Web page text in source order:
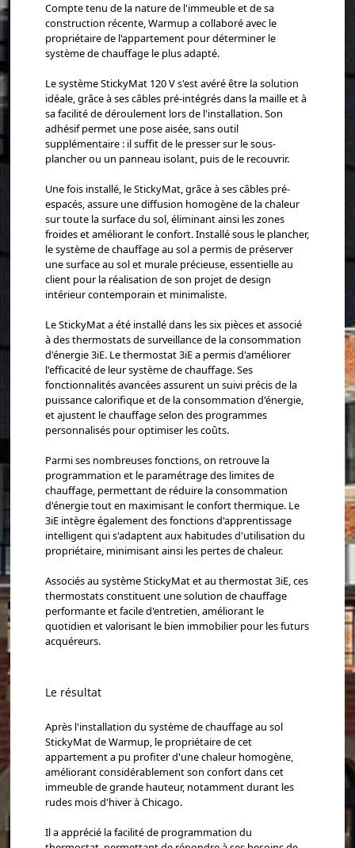
Compte tenu de la nature de l'immeuble et de sa
construction récente, Warmup a collaboré avec le
propriétaire de l'appartement pour déterminer le
système de chauffage le plus adapté.
Le système StickyMat 120 V s'est avéré être la solution
idéale, grâce à ses câbles pré-intégrés dans la maille et à
sa facilité de déroulement lors de l'installation. Son
adhésif permet une pose aisée, sans outil
supplémentaire : il suffit de le presser sur le sous-
plancher ou un panneau isolant, puis de le recouvrir.
Une fois installé, le StickyMat, grâce à ses câbles pré-
espacés, assure une diffusion homogène de la chaleur
sur toute la surface du sol, éliminant ainsi les zones
froides et améliorant le confort. Installé sous le plancher,
le système de chauffage au sol a permis de préserver
une surface au sol et murale précieuse, essentielle au
client pour la réalisation de son projet de design
intérieur contemporain et minimaliste.
Le StickyMat a été installé dans les six pièces et associé
à des thermostats de surveillance de la consommation
d'énergie 3iE. Le thermostat 3iE a permis d'améliorer
l'efficacité de leur système de chauffage. Ses
fonctionnalités avancées assurent un suivi précis de la
puissance calorifique et de la consommation d'énergie,
et ajustent le chauffage selon des programmes
personnalisés pour optimiser les coûts.
Parmi ses nombreuses fonctions, on retrouve la
programmation et le paramétrage des limites de
chauffage, permettant de réduire la consommation
d'énergie tout en maximisant le confort thermique. Le
3iE intègre également des fonctions d'apprentissage
intelligent qui s'adaptent aux habitudes d'utilisation du
propriétaire, minimisant ainsi les pertes de chaleur.
Associés au système StickyMat et au thermostat 3iE, ces
thermostats constituent une solution de chauffage
performante et facile d'entretien, améliorant le
quotidien et valorisant le bien immobilier pour les futurs
acquéreurs.
Le résultat
Après l'installation du système de chauffage au sol
StickyMat de Warmup, le propriétaire de cet
appartement a pu profiter d'une chaleur homogène,
améliorant considérablement son confort dans cet
immeuble de grande hauteur, notamment durant les
rudes mois d'hiver à Chicago.
Il a apprécié la facilité de programmation du